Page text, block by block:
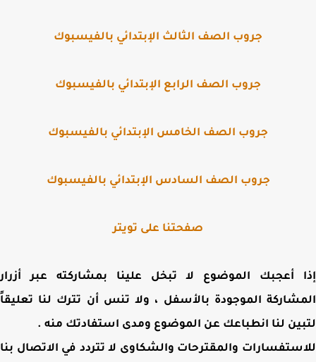
جروب الصف الثالث الإبتدائي بالفيسبوك
جروب الصف الرابع الإبتدائي بالفيسبوك
جروب الصف الخامس الإبتدائي بالفيسبوك
جروب الصف السادس الإبتدائي بالفيسبوك
صفحتنا على تويتر
أعجبك الموضوع لا تبخل علينا بمشاركته عبر أزرار
الموجودة بالأسفل ، ولا تنس أن تترك لنا تعليقاً
لنا انطباعك عن الموضوع ومدى استفادتك منه .
والمقترحات والشكاوى لا تتردد في الاتصال بنا